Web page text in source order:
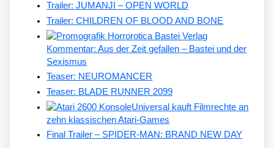
Trailer: JUMANJI – OPEN WORLD
Trailer: CHILDREN OF BLOOD AND BONE
Kommentar: Aus der Zeit gefallen – Bastei und der
Sexismus
Teaser: NEUROMANCER
Teaser: BLADE RUNNER 2099
Universal kauft Filmrechte an
zehn klassischen Atari-Games
Final Trailer – SPIDER-MAN: BRAND NEW DAY